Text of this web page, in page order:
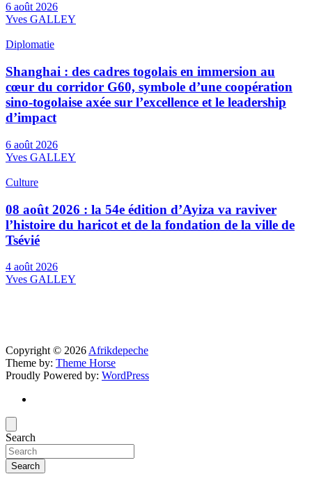
6 août 2026
Yves GALLEY
Diplomatie
Shanghai : des cadres togolais en immersion au
cœur du corridor G60, symbole d’une coopération
sino-togolaise axée sur l’excellence et le leadership
d’impact
6 août 2026
Yves GALLEY
Culture
08 août 2026 : la 54e édition d’Ayiza va raviver
l’histoire du haricot et de la fondation de la ville de
Tsévié
4 août 2026
Yves GALLEY
Copyright © 2026 Afrikdepeche
Theme by: Theme Horse
Proudly Powered by: WordPress
Search
Search